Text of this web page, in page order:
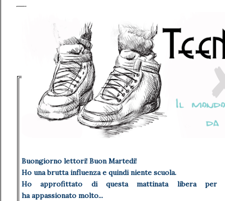
Buongiorno lettori! Buon Martedi!
Ho una brutta influenza e quindi niente scuola.
Ho approfittato di questa mattinata libera
ha appassionato molto...